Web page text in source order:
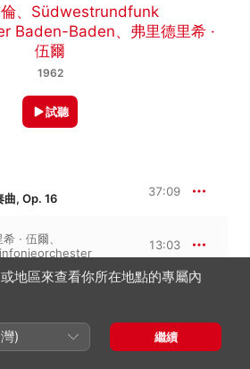
、 Südwestrundfunk
Baden-Baden、 弗里德里希 ·
伍爾
1962
試聽
曲, Op. 16 37:09
· 伍爾、
13:03
moderato
地區來查看你所在地點的專屬內
) 繼續